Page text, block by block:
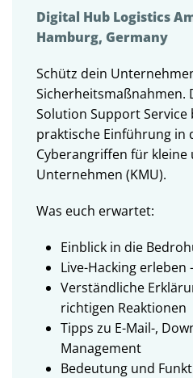
Digital Hub Logistics
Hamburg, Germany
Schütz dein
Sicherheitsmaßnahmen.
Solution Support Service
praktische Einführung in
Cyberangriffen für
Unternehmen (KMU).
Was euch erwartet:
Einblick in die
Live-Hacking
Verständliche
richtigen Reaktionen
Tipps zu E-Mail-,
Management
Bedeutung und